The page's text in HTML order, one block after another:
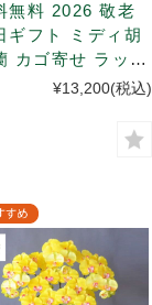
無料 2026 敬老
ギフト ミディ胡
カゴ寄せ ラッピ
ピック付 (９月
¥13,200(税込)